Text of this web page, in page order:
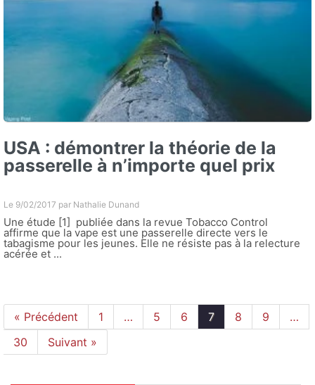
USA : démontrer la théorie de la
passerelle à n’importe quel prix
Le 9/02/2017 par Nathalie Dunand
Une étude [1] publiée dans la revue Tobacco Control
affirme que la vape est une passerelle directe vers le
tabagisme pour les jeunes. Elle ne résiste pas à la relecture
acérée et ...
« Précédent 1 … 5 6 7 8 9
…
30
Suivant »